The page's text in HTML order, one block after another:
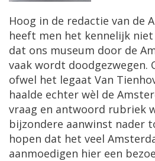
Hoog in de redactie van de
heeft men het kennelijk
dat ons museum door de
vaak wordt doodgezwegen.
ofwel het legaat Van
haalde echter wèl de
vraag en antwoord rubriek
bijzondere aanwinst nader
hopen dat het veel
aanmoedigen hier een